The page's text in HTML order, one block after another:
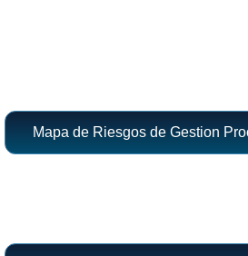
Mapa de Riesgos de Gestion